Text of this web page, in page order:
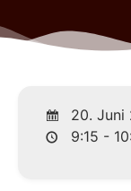
20. Juni
9:15 -